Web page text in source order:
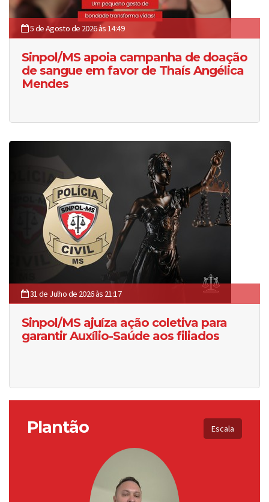
5 de Agosto de 2026 às 14:49
Sinpol/MS apoia campanha de doação
de sangue em favor de Thaís Angélica
Mendes
31 de Julho de 2026 às 21:17
Sinpol/MS ajuíza ação coletiva para
garantir Auxílio-Saúde aos filiados
Plantão Escala